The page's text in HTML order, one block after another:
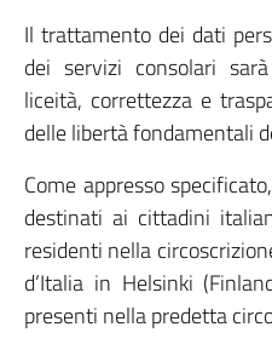
Il trattamento dei dati
dei servizi consolari
liceità, correttezza e
delle libertà fondamentali
Come appresso
destinati ai cittadini
residenti nella
d’Italia in Helsinki
presenti nella predetta